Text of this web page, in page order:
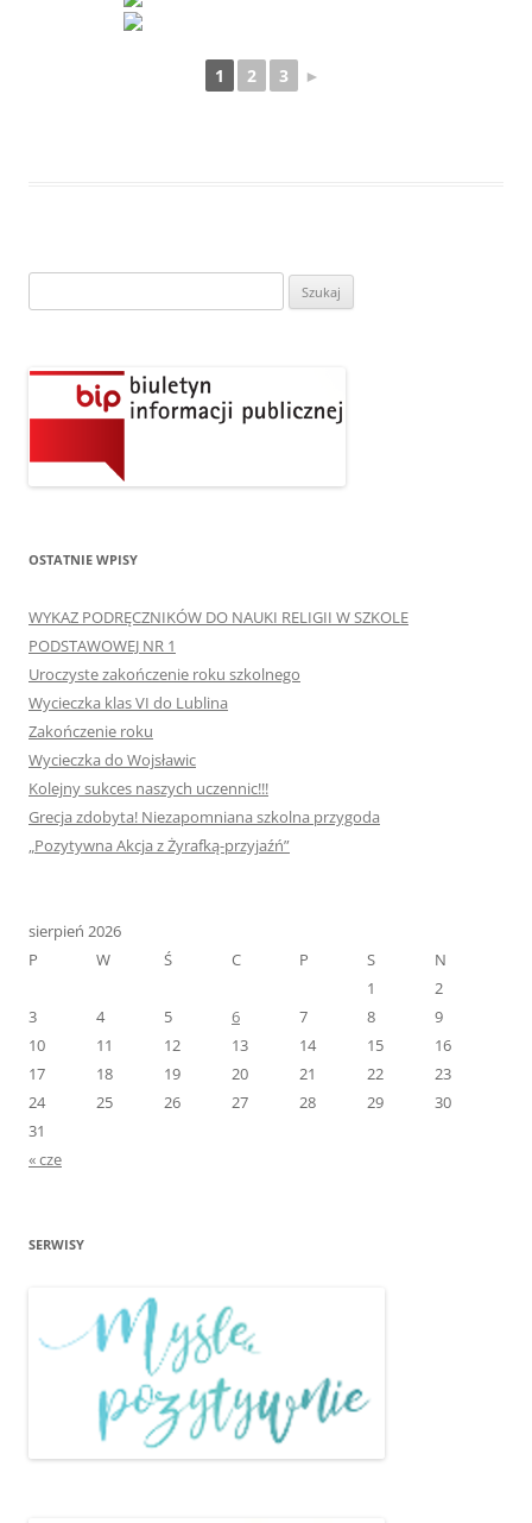
1 2 3 ►
OSTATNIE WPISY
WYKAZ PODRĘCZNIKÓW DO NAUKI RELIGII W SZKOLE
PODSTAWOWEJ NR 1
Uroczyste zakończenie roku szkolnego
Wycieczka klas VI do Lublina
Zakończenie roku
Wycieczka do Wojsławic
Kolejny sukces naszych uczennic!!!
Grecja zdobyta! Niezapomniana szkolna przygoda
„Pozytywna Akcja z Żyrafką-przyjaźń”
sierpień 2026
P
W Ś C P S
N
1
2
3
4 5 6 7 8
9
10
11 12 13 14 15
16
17
18 19 20 21 22
23
24
25 26 27 28 29
30
31
« cze
SERWISY